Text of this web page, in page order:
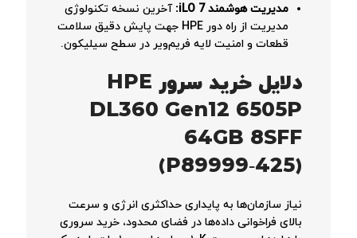
مدیریت هوشمند iLO 7:
آخرین نسخه تکنولوژی
مدیریت از راه دور HPE جهت پایش دقیق سلامت
قطعات و امنیت لایه فریم‌ویر در سطح سیلیکون.
دلایل خرید سرور HPE
DL360 Gen12 6505P
64GB 8SFF
(P89999‑425)
نیاز سازمان‌ها به پایداری حداکثری انرژی و سرعت
بالای فراخوانی داده‌ها در فضای محدود، خرید سروری